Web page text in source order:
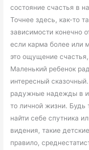
состояние счастья в
Точнее здесь, как-то
зависимости конечно
если карма более или
это ощущение
Маленький ребенок
интересный
радужные надежды в
то личной жизни. Будь
найти себе спутника
видения, такие
правило,